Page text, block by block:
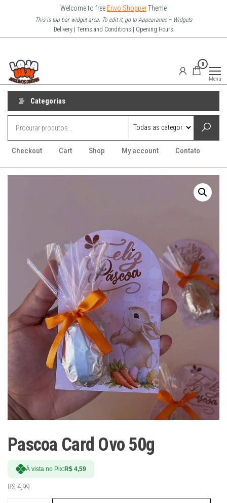
o
Welcome to free Envo ShopperTheme
This is top bar widget area. To edit it, go to Appearance – Widgets
Delivery | Terms and Conditions | Opening Hours
Arquivo
Digitais
0
Menu
Categorias
Checkout Cart Shop My account Contato
Pascoa Card Ovo 50g
À vista no Pix:R$ 4,59
R$ 4,99